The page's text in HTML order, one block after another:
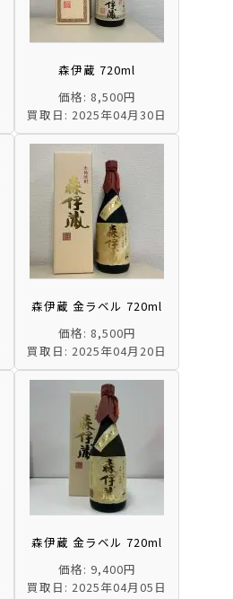
森伊蔵 720ml
価格: 8,500円
買取日: 2025年04月30日
森伊蔵 金ラベル 720ml
価格: 8,500円
買取日: 2025年04月20日
森伊蔵 金ラベル 720ml
価格: 9,400円
買取日: 2025年04月05日